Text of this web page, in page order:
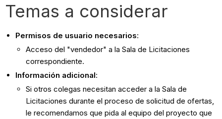
Temas a considerar
Permisos de usuario necesarios:
Acceso del "vendedor" a la Sala de Licitaciones
correspondiente.
Información adicional:
Si otros colegas necesitan acceder a la Sala de
Licitaciones durante el proceso de solicitud de ofertas,
le recomendamos que pida al equipo del proyecto que